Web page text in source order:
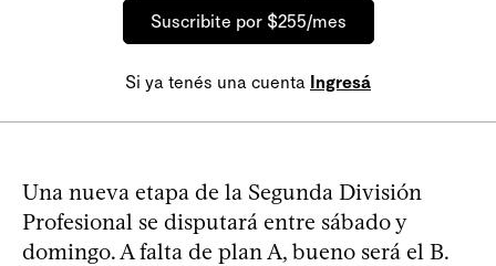
Suscribite por $255/mes
Si ya tenés una cuenta Ingresá
Una nueva etapa de la Segunda División
Profesional se disputará entre sábado y
domingo. A falta de plan A, bueno será el B.